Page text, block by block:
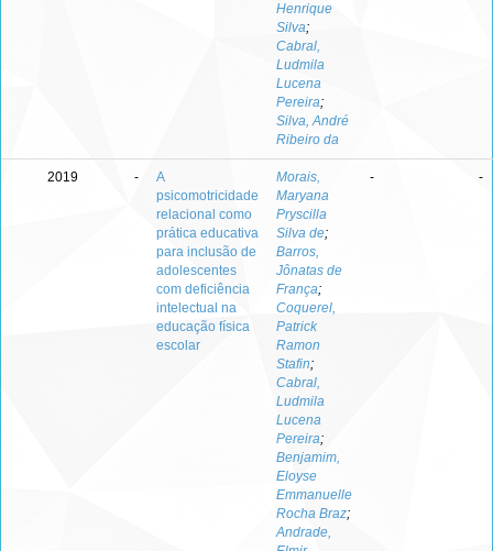
Henrique
Silva;
Cabral,
Ludmila
Lucena
Pereira;
Silva, André
Ribeiro da
2019 -
A
psicomotricidade
relacional como
prática educativa
para inclusão de
adolescentes
com deficiência
intelectual na
educação física
escolar
Morais,
Maryana
Pryscilla
Silva de;
Barros,
Jônatas de
França;
Coquerel,
Patrick
Ramon
Stafin;
Cabral,
Ludmila
Lucena
Pereira;
Benjamim,
Eloyse
Emmanuelle
Rocha Braz;
Andrade,
- -